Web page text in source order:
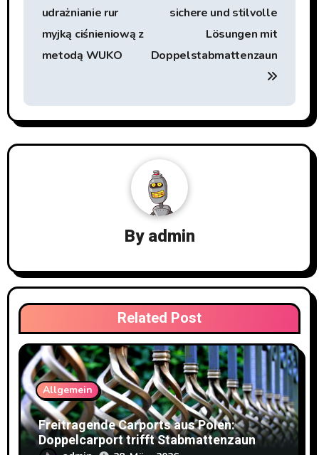
udrażnianie rur
myjką ciśnieniową z
metodą WUKO
sichere und stilvolle
Lösungen mit
Doppelstabmattenzaun
Byadmin
Related Post
Allgemein
Freitragende Carports aus Polen:
Doppelcarport trifft Stabmattenzaun